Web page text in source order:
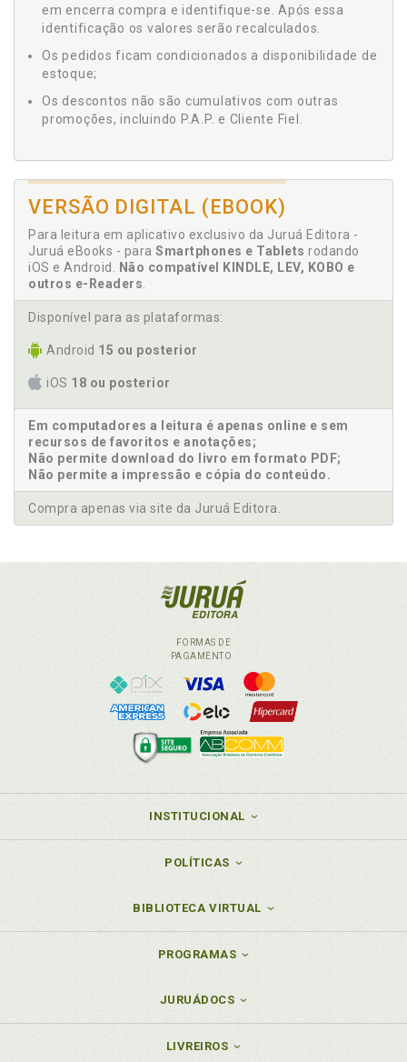
em encerra compra e identifique-se. Após essa
identificação os valores serão recalculados.
Os pedidos ficam condicionados a disponibilidade de
estoque;
Os descontos não são cumulativos com outras
promoções, incluindo P.A.P. e Cliente Fiel.
VERSÃO DIGITAL (EBOOK)
Para leitura em aplicativo exclusivo da Juruá Editora -
Juruá eBooks - para Smartphones e Tablets rodando
iOS e Android.
Não compatível KINDLE, LEV, KOBO e
outros e-Readers
Disponível para as plataformas:
Android 15 ou posterior
iOS 18 ou posterior
Em computadores a leitura é apenas online e sem
recursos de favoritos e anotações;
Não permite download do livro em formato PDF;
Não permite a impressão e cópia do conteúdo.
Compra apenas via site da Juruá Editora.
FORMAS DE
PAGAMENTO
INSTITUCIONAL
POLÍTICAS
BIBLIOTECA VIRTUAL
PROGRAMAS
JURUÁDOCS
LIVREIROS